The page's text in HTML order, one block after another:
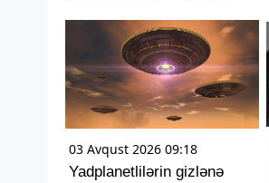
03 Avqust 2026 09:18
Yadplanetlilərin gizlənə